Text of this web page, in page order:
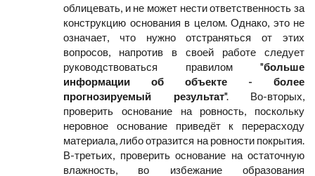
облицевать, и не может нести ответственность за
конструкцию основания в целом. Однако, это не
означает, что нужно отстраняться от этих
вопросов, напротив в своей работе следует
руководствоваться правилом "больше
информации об объекте - более
прогнозируемый результат". Во-вторых,
проверить основание на ровность, поскольку
неровное основание приведёт к перерасходу
материала, либо отразится на ровности покрытия.
В-третьих, проверить основание на остаточную
влажность, во избежание образования